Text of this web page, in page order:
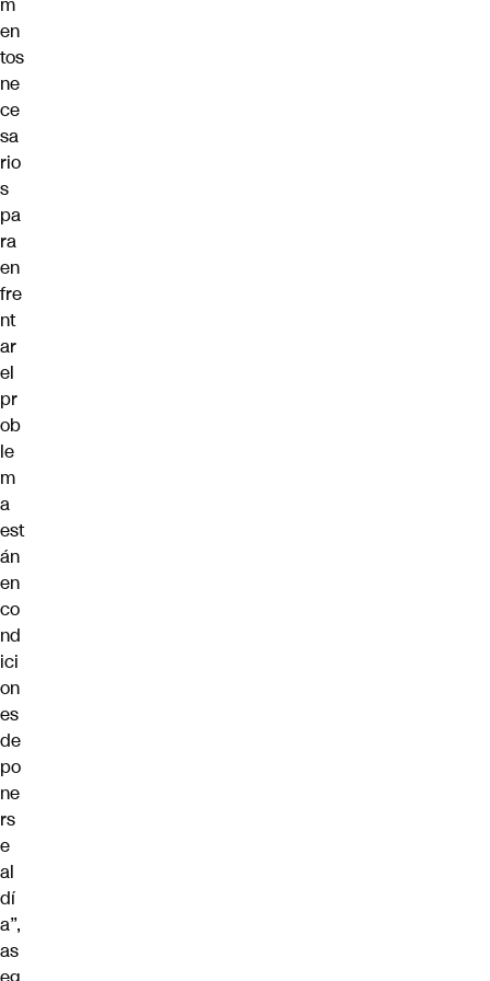
en
tos
ne
ce
sa
rio
s
pa
ra
en
fre
nt
ar
el
pr
ob
le
m
a
est
án
en
co
nd
ici
on
es
de
po
ne
rs
e
al
dí
a”,
as